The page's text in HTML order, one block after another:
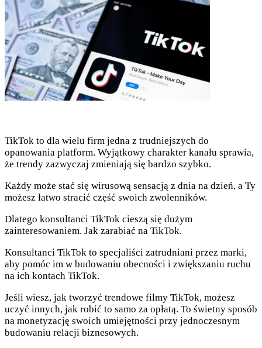
TikTok to dla wielu firm jedna z trudniejszych do
opanowania platform. Wyjątkowy charakter kanału sprawia,
że trendy zazwyczaj zmieniają się bardzo szybko.
Każdy może stać się wirusową sensacją z dnia na dzień, a Ty
możesz łatwo stracić część swoich zwolenników.
Dlatego konsultanci TikTok cieszą się dużym
zainteresowaniem. Jak zarabiać na TikTok.
Konsultanci TikTok to specjaliści zatrudniani przez marki,
aby pomóc im w budowaniu obecności i zwiększaniu ruchu
na ich kontach TikTok.
Jeśli wiesz, jak tworzyć trendowe filmy TikTok, możesz
uczyć innych, jak robić to samo za opłatą. To świetny sposób
na monetyzację swoich umiejętności przy jednoczesnym
budowaniu relacji biznesowych.